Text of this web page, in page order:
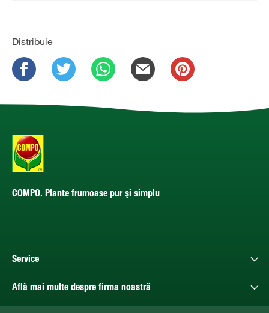
Distribuie
COMPO. Plante frumoase pur şi simplu
Service
Află mai multe despre firma noastră